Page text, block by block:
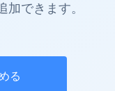
できます。
る